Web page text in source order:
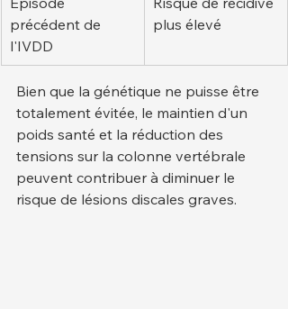
précédent de
l'IVDD
plus élevé
Bien que la génétique ne puisse être
totalement évitée, le maintien d'un
poids santé et la réduction des
tensions sur la colonne vertébrale
peuvent contribuer à diminuer le
risque de lésions discales graves.